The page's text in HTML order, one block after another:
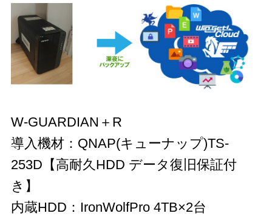
W-GUARDIAN＋R
導入機材：QNAP(キューナップ)TS-
253D【高耐久HDD データ復旧保証付
き】
内蔵HDD：IronWolfPro 4TB×2台